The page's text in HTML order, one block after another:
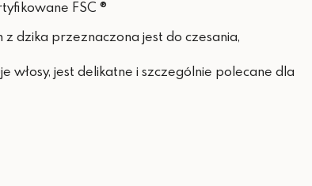
FSC ®
z dzika przeznaczona jest do czesania,
włosy, jest delikatne i szczególnie polecane dla